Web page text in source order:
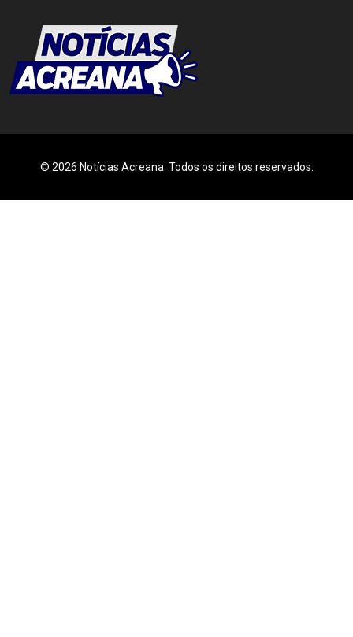
© 2026 Notícias Acreana. Todos os direitos reservados.